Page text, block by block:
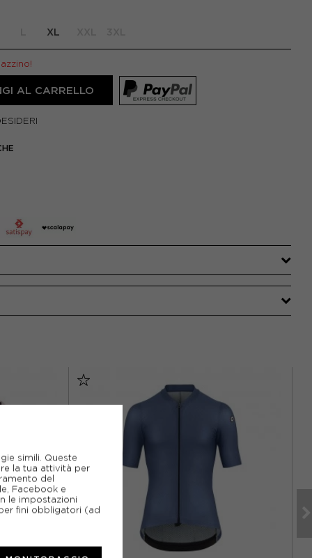
XL
AL CARRELLO
simili. Queste
la tua attività per
del
Facebook e
le impostazioni
fini obbligatori (ad